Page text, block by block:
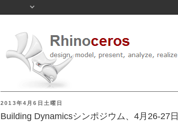
2013年4月6日土曜日
Building Dynamicsシンポジウム、4月26-27日